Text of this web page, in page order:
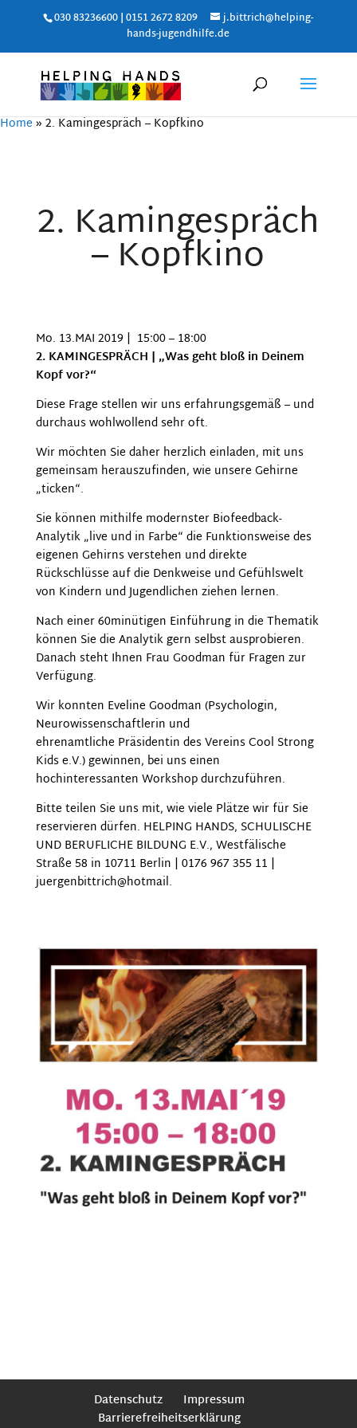
030 83236600 | 0151 2672 8209
j.bittrich@helping-
hands-jugendhilfe.de
Home»2. Kamingespräch – Kopfkino
2. Kamingespräch
– Kopfkino
Mo. 13.MAI 2019 | 15:00 – 18:00
2. KAMINGESPRÄCH | „Was geht bloß in Deinem
Kopf vor?“
Diese Frage stellen wir uns erfahrungsgemäß – und
durchaus wohlwollend sehr oft.
Wir möchten Sie daher herzlich einladen, mit uns
gemeinsam herauszufinden, wie unsere Gehirne
„ticken“.
Sie können mithilfe modernster Biofeedback-
Analytik „live und in Farbe“ die Funktionsweise des
eigenen Gehirns verstehen und direkte
Rückschlüsse auf die Denkweise und Gefühlswelt
von Kindern und Jugendlichen ziehen lernen.
Nach einer 60minütigen Einführung in die Thematik
können Sie die Analytik gern selbst ausprobieren.
Danach steht Ihnen Frau Goodman für Fragen zur
Verfügung.
Wir konnten Eveline Goodman (Psychologin,
Neurowissenschaftlerin und
ehrenamtliche Präsidentin des Vereins Cool Strong
Kids e.V.) gewinnen, bei uns einen
hochinteressanten Workshop durchzuführen.
Bitte teilen Sie uns mit, wie viele Plätze wir für Sie
reservieren dürfen. HELPING HANDS, SCHULISCHE
UND BERUFLICHE BILDUNG E.V., Westfälische
Straße 58 in 10711 Berlin | 0176 967 355 11 |
juergenbittrich@hotmail.
Datenschutz
Impressum
Barrierefreiheitserklärung